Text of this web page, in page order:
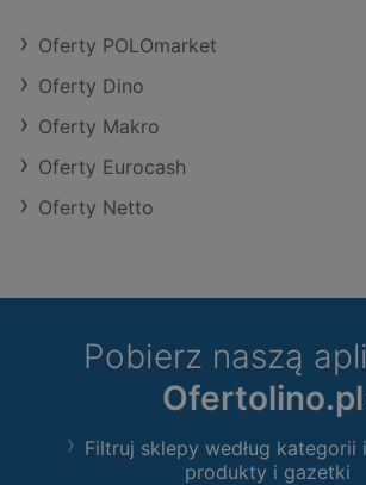
Oferty POLOmarket
Oferty Dino
Oferty Makro
Oferty Eurocash
Oferty Netto
Pobierz naszą
Ofertolino.pl
Filtruj sklepy według kategorii
produkty i gazetki